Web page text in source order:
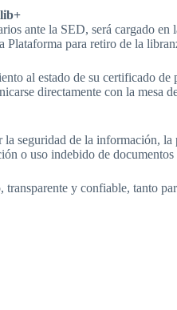
ante la SED, será cargado
para retiro de la
al estado de su certificado
directamente con la
seguridad de la información,
o uso indebido de
transparente y confiable, tanto